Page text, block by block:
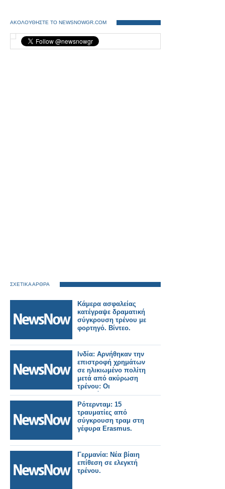
ΑΚΟΛΟΥΘΗΣΤΕ ΤΟ NEWSNOWGR.COM
ΣΧΕΤΙΚΑ ΑΡΘΡΑ
Κάμερα ασφαλείας
κατέγραψε δραματική
σύγκρουση τρένου με
φορτηγό. Βίντεο.
Ινδία: Αρνήθηκαν την
επιστροφή χρημάτων
σε ηλικιωμένο πολίτη
μετά από ακύρωση
τρένου: Οι
σιδηρόδρομοι
διατάχθηκαν να
καταβάλουν
αποζημίωση 25.000
Ρουπίες.
Ρότερνταμ: 15
τραυματίες από
σύγκρουση τραμ στη
γέφυρα Erasmus.
Γερμανία: Νέα βίαιη
επίθεση σε ελεγκτή
τρένου.